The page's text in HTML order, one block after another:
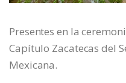
Presentes en la
Capítulo Zacatecas del
Mexicana.